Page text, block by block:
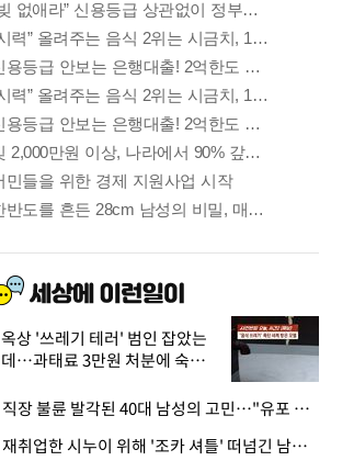
옥상 '쓰레기 테러' 범인 잡았는
데…과태료 3만원 처분에 숙박업
· 직장 불륜 발각된 40대 남성의 고민…"유포 동료 명예훼손·협박죄 고소 가능할까"
· 재취업한 시누이 위해 '조카 셔틀' 떠넘긴 남편…아내 "난 못한다"